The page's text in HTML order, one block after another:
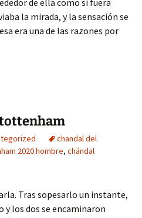
de ella como si fuera
la mirada, y la sensación se
era una de las razones por
chandal del
2020 hombre, chándal
Tras sopesarlo un instante,
y los dos se encaminaron